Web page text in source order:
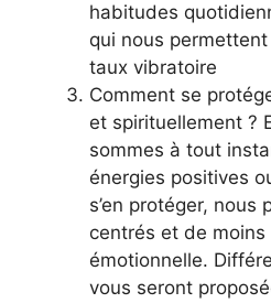
habitudes
qui nous permettent
taux vibratoire
Comment se
et spirituellement ?
sommes à tout
énergies positives
s’en protéger, nous
centrés et de
émotionnelle.
vous seront